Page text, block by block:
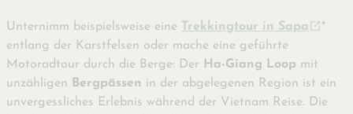
Unternimm beispielsweise eine Trekkingtour in Sapa
*
entlang der Karstfelsen oder mache eine geführte
Motoradtour durch die Berge: Der
Ha-Giang Loop mit
unzähligen
Bergpässen in der abgelegenen Region ist ein
unvergessliches Erlebnis während der Vietnam Reise. Die